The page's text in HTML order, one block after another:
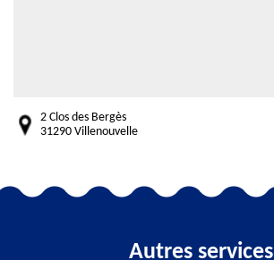
2 Clos des Bergès
31290 Villenouvelle
Autres services